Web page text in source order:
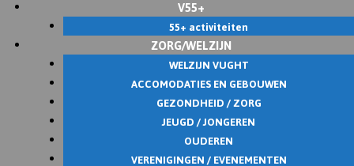
V55+
55+ activiteiten
ZORG/WELZIJN
WELZIJN VUGHT
ACCOMODATIES EN GEBOUWEN
GEZONDHEID / ZORG
JEUGD / JONGEREN
OUDEREN
VERENIGINGEN / EVENEMENTEN